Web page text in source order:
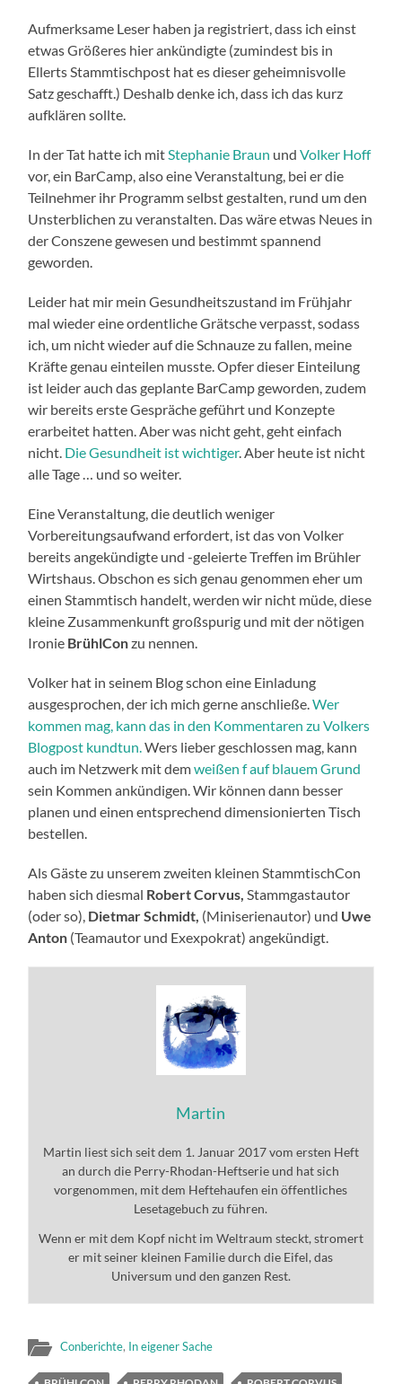
Aufmerksame Leser haben ja registriert, dass ich einst
etwas Größeres hier ankündigte (zumindest bis in
Ellerts Stammtischpost hat es dieser geheimnisvolle
Satz geschafft.) Deshalb denke ich, dass ich das kurz
aufklären sollte.
In der Tat hatte ich mitStephanie Braun undVolker Hoff
vor, ein BarCamp, also eine Veranstaltung, bei er die
Teilnehmer ihr Programm selbst gestalten, rund um den
Unsterblichen zu veranstalten. Das wäre etwas Neues in
der Conszene gewesen und bestimmt spannend
geworden.
Leider hat mir mein Gesundheitszustand im Frühjahr
mal wieder eine ordentliche Grätsche verpasst, sodass
ich, um nicht wieder auf die Schnauze zu fallen, meine
Kräfte genau einteilen musste. Opfer dieser Einteilung
ist leider auch das geplante BarCamp geworden, zudem
wir bereits erste Gespräche geführt und Konzepte
erarbeitet hatten. Aber was nicht geht, geht einfach
nicht. Die Gesundheit ist wichtiger. Aber heute ist nicht
alle Tage … und so weiter.
Eine Veranstaltung, die deutlich weniger
Vorbereitungsaufwand erfordert, ist das von Volker
bereits angekündigte und -geleierte Treffen im Brühler
Wirtshaus. Obschon es sich genau genommen eher um
einen Stammtisch handelt, werden wir nicht müde, diese
kleine Zusammenkunft großspurig und mit der nötigen
Ironie BrühlConzu nennen.
Volker hat in seinem Blog schon eine Einladung
ausgesprochen, der ich mich gerne anschließe.Wer
kommen mag, kann das in den Kommentaren zu Volkers
Blogpost kundtun.Wers lieber geschlossen mag, kann
auch im Netzwerk mit demweißen f auf blauem Grund
sein Kommen ankündigen. Wir können dann besser
planen und einen entsprechend dimensionierten Tisch
bestellen.
Als Gäste zu unserem zweiten kleinen StammtischCon
haben sich diesmal Robert Corvus, Stammgastautor
(oder so), Dietmar Schmidt, (Miniserienautor) und Uwe
Anton (Teamautor und Exexpokrat) angekündigt.
Martin
Martin liest sich seit dem 1. Januar 2017 vom ersten Heft
an durch die Perry-Rhodan-Heftserie und hat sich
vorgenommen, mit dem Heftehaufen ein öffentliches
Lesetagebuch zu führen.
Wenn er mit dem Kopf nicht im Weltraum steckt, stromert
er mit seiner kleinen Familie durch die Eifel, das
Universum und den ganzen Rest.
Conberichte, In eigener Sache